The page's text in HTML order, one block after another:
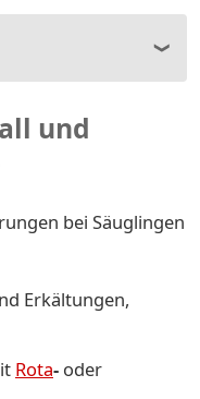
und
bei Säuglingen
Erkältungen,
Rota- oder